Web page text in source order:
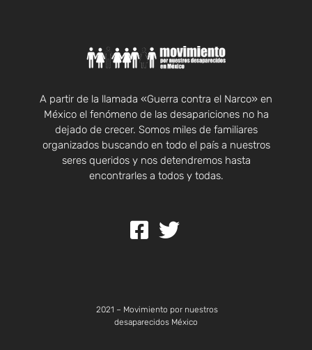
A partir de la llamada «Guerra contra el Narco» en
México el fenómeno de las desapariciones no ha
dejado de crecer. Somos miles de familiares
organizados buscando en todo el país a nuestros
seres queridos y nos detendremos hasta
encontrarles a todos y todas.
2021 – Movimiento por nuestros
desaparecidos México